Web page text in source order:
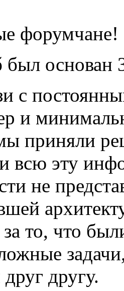
форумчане!
основан
с
и
приняли
всю эту
не
то, что
другу.